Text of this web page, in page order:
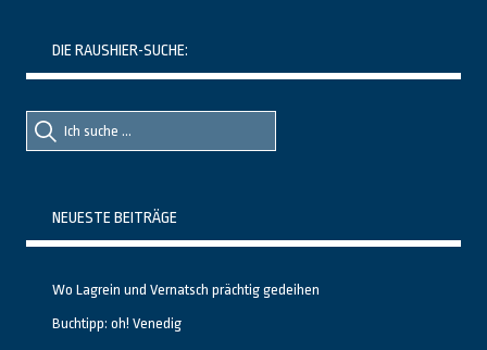
DIE RAUSHIER-SUCHE:
Suche
nach::
Suche
nach:
NEUESTE BEITRÄGE
Wo Lagrein und Vernatsch prächtig gedeihen
Buchtipp: oh! Venedig